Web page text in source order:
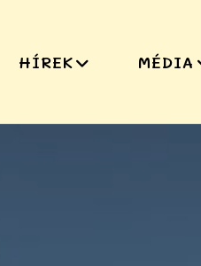
HÍREK MÉDIA